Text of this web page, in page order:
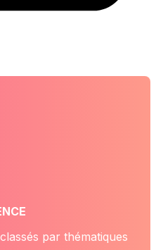
par thématiques